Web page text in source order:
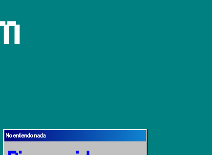
No entiendo nada